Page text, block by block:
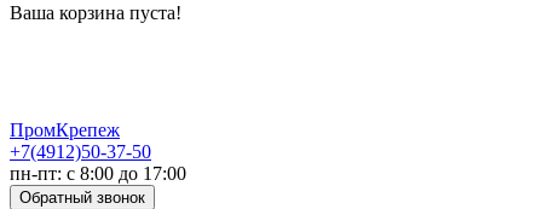
Ваша корзина пуста!
ПромКрепеж
+7(4912)50-37-50
пн-пт: с 8:00 до 17:00
Обратный звонок